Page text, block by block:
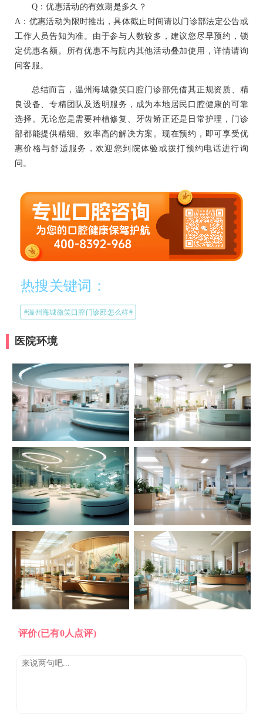
Q：优惠活动的有效期是多久？
A：优惠活动为限时推出，具体截止时间请以门诊部法定公告或
工作人员告知为准。由于参与人数较多，建议您尽早预约，锁
定优惠名额。所有优惠不与院内其他活动叠加使用，详情请询
问客服。
总结而言，温州海城微笑口腔门诊部凭借其正规资质、精
良设备、专精团队及透明服务，成为本地居民口腔健康的可靠
选择。无论您是需要种植修复、牙齿矫正还是日常护理，门诊
部都能提供精细、效率高的解决方案。现在预约，即可享受优
惠价格与舒适服务，欢迎您到院体验或拨打预约电话进行询
问。
热搜关键词：
#温州海城微笑口腔门诊部怎么样#
医院环境
评价(已有0人点评)